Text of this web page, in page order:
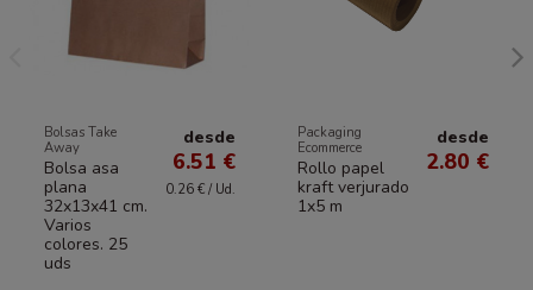
Bolsas Take
Away
Bolsa asa
plana
32x13x41 cm.
Varios
colores. 25
uds
desde
6.51 €
0.26 € / Ud.
Packaging
Ecommerce
Rollo papel
kraft verjurado
1x5 m
desde
2.80 €